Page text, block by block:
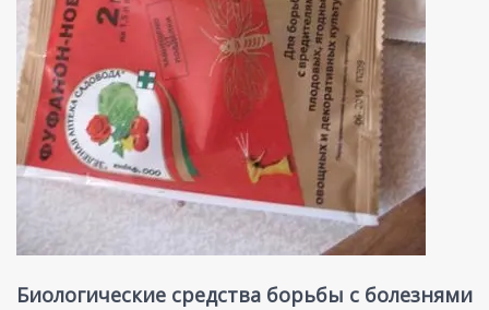
Биологические средства борьбы с болезнями